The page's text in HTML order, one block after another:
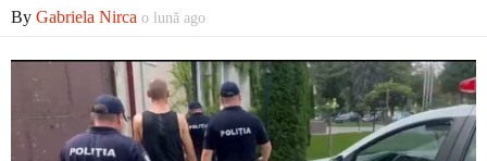
Economic
By Gabriela Nirca o lună ago